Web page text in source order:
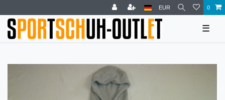
EUR 0
☰